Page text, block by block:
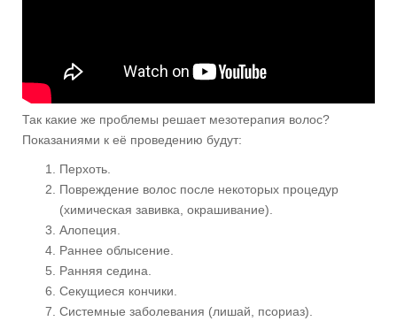
Так какие же проблемы решает мезотерапия волос?
Показаниями к её проведению будут:
Перхоть.
Повреждение волос после некоторых процедур
(химическая завивка, окрашивание).
Алопеция.
Раннее облысение.
Ранняя седина.
Секущиеся кончики.
Системные заболевания (лишай, псориаз).